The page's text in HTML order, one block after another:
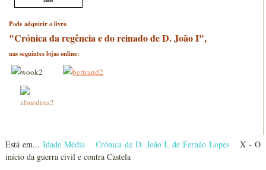
Pode adquirir o livro
"Crónica da regência e do reinado de D. João I",
nas seguintes lojas online:
Está em...Idade Média Crónica de D. João I, de Fernão Lopes
X - O
início da guerra civil e contra Castela